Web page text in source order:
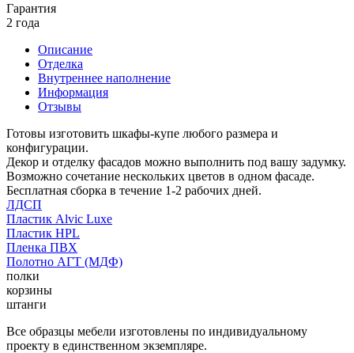
Гарантия
2 года
Описание
Отделка
Внутреннее наполнение
Информация
Отзывы
Готовы изготовить шкафы-купе любого размера и
конфигурации.
Декор и отделку фасадов можно выполнить под вашу задумку.
Возможно сочетание нескольких цветов в одном фасаде.
Бесплатная сборка в течение 1-2 рабочих дней.
ЛДСП
Пластик Alvic Luxe
Пластик HPL
Пленка ПВХ
Полотно АГТ (МДФ)
полки
корзины
штанги
Все образцы мебели изготовлены по индивидуальному
проекту в единственном экземпляре.